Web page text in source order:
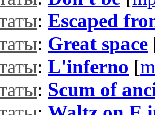
: Escaped
: Great space
: L'inferno [
: Scum of